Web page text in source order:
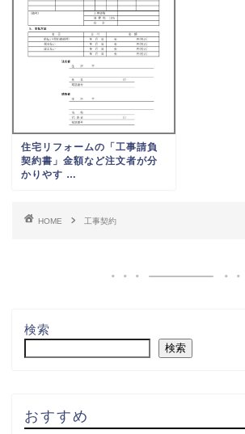
住宅リフォームの「工事請負
契約書」金額など注文者が分
かりやす …
HOME 工事契約
検索
検索
おすすめ